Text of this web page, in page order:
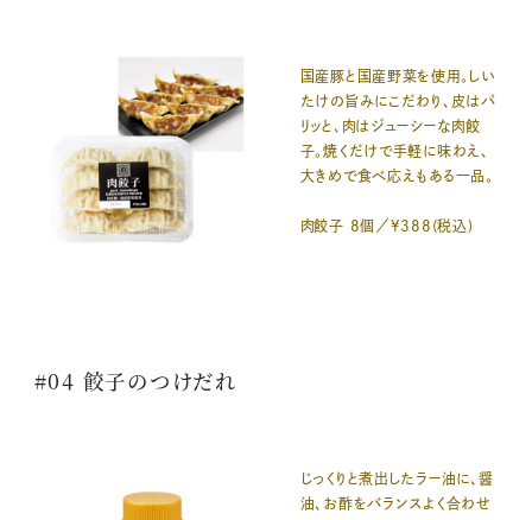
国産豚と国産野菜を使用。しい
たけの旨みにこだわり、皮はパ
リッと、肉はジューシーな肉餃
子。焼くだけで手軽に味わえ、
大きめで食べ応えもある一品。
肉餃子 8個／¥388(税込)
#04 餃子のつけだれ
じっくりと煮出したラー油に、醤
油、お酢をバランスよく合わせ